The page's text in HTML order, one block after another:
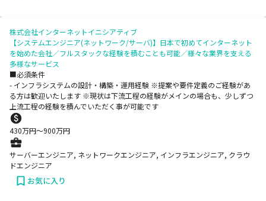
株式会社インターネットイニシアティブ
【システムエンジニア(ネットワーク/サーバ)】日本で初めてインターネット
を始めた会社／フルスタックな経験を積むことも可能／様々な業界を支える
多様なサービス
■必須条件
- インフラシステムの設計・構築・運用経験 ※提案や要件定義のご経験があ
る方は歓迎いたします ※現状は下流工程の経験がメインの場合も、少しずつ
上流工程の経験を積んでいただく事が可能です
430万円〜900万円
サーバーエンジニア, ネットワークエンジニア, インフラエンジニア, クラウ
ドエンジニア
お気に入り